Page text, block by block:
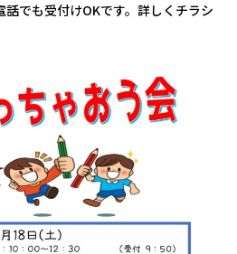
でも受付けOKです。詳しくチラシ